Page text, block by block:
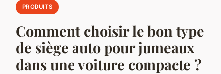
PRODUITS
Comment choisir le bon type
de siège auto pour jumeaux
dans une voiture compacte ?